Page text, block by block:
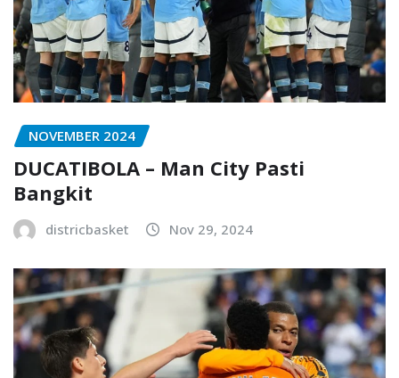
NOVEMBER 2024
DUCATIBOLA – Man City Pasti
Bangkit
districbasket Nov 29, 2024